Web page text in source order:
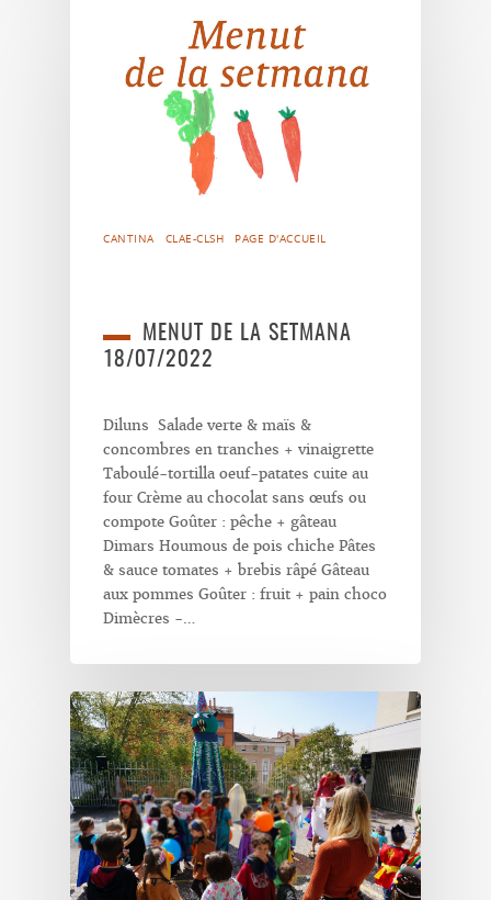
CANTINA CLAE-CLSH PAGE D'ACCUEIL
MENUT DE LA SETMANA
18/07/2022
Diluns Salade verte & maïs &
concombres en tranches + vinaigrette
Taboulé-tortilla oeuf-patates cuite au
four Crème au chocolat sans œufs ou
compote Goûter : pêche + gâteau
Dimars Houmous de pois chiche Pâtes
& sauce tomates + brebis râpé Gâteau
aux pommes Goûter : fruit + pain choco
Dimècres -…